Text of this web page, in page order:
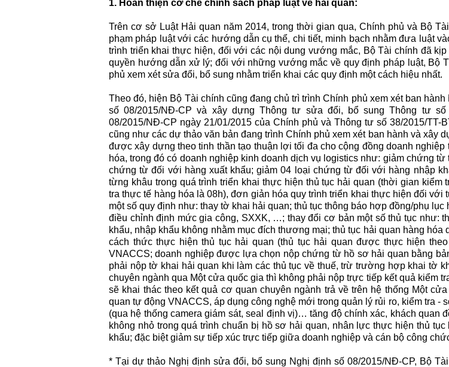
1. Hoàn thiện cơ chế chính sách pháp luật về hải quan:
Trên cơ sở Luật Hải quan năm 2014, trong thời gian qua, Chính phủ và Bộ
phạm pháp luật với các hướng dẫn cụ thể, chi tiết, minh bạch nhằm đưa luật
trình triển khai thực hiện, đối với các nội dung vướng mắc, Bộ Tài chính đã
quyền hướng dẫn xử lý; đối với những vướng mắc về quy định pháp luật, Bộ
phủ xem xét sửa đổi, bổ sung nhằm triển khai các quy định một cách hiệu nhất.
Theo đó, hiện Bộ Tài chính cũng đang chủ trì trình Chính phủ xem xét ban
số 08/2015/NĐ-CP và xây dựng Thông tư sửa đổi, bổ sung Thông tư số
08/2015/NĐ-CP ngày 21/01/2015 của Chính phủ và Thông tư số 38/2015/TT-
cũng như các dự thảo văn bản đang trình Chính phủ xem xét ban hành và xây
được xây dựng theo tinh thần tạo thuận lợi tối đa cho cộng đồng doanh nghiệp
hóa, trong đó có doanh nghiệp kinh doanh dịch vụ logistics như: giảm chứng
chứng từ đối với hàng xuất khẩu; giảm 04 loại chứng từ đối với hàng nhập
từng khâu trong quá trình triển khai thực hiện thủ tục hải quan (thời gian kiểm
tra thực tế hàng hóa là 08h), đơn giản hóa quy trình triển khai thực hiện đối với
một số quy định như: thay tờ khai hải quan; thủ tục thông báo hợp đồng/phụ lục
điều chỉnh định mức gia công, SXXK, …; thay đổi cơ bản một số thủ tục như:
khẩu, nhập khẩu không nhằm mục đích thương mại; thủ tục hải quan hàng
cách thức thực hiện thủ tục hải quan (thủ tục hải quan được thực hiện
VNACCS; doanh nghiệp được lựa chọn nộp chứng từ hồ sơ hải quan bằng
phải nộp tờ khai hải quan khi làm các thủ tục về thuế, trừ trường hợp khai tờ
chuyên ngành qua Một cửa quốc gia thì không phải nộp trực tiếp kết quả kiểm
sẽ khai thác theo kết quả cơ quan chuyên ngành trả về trên hệ thống Một
quan tự động VNACCS, áp dụng công nghệ mới trong quản lý rủi ro, kiểm tra -
(qua hệ thống camera giám sát, seal định vị)… tăng độ chính xác, khách quan
không nhỏ trong quá trình chuẩn bị hồ sơ hải quan, nhân lực thực hiện thủ
khẩu; đặc biệt giảm sự tiếp xúc trực tiếp giữa doanh nghiệp và cán bộ công
* Tại dự thảo Nghị định sửa đổi, bổ sung Nghị định số 08/2015/NĐ-CP, Bộ